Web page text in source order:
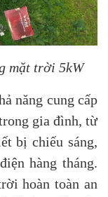
mặt trời 5kW
năng cung cấp
gia đình, từ
bị chiếu sáng,
hàng tháng.
hoàn toàn an